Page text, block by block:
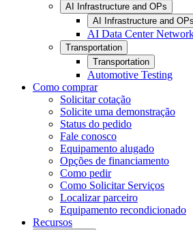
AI Infrastructure and OPs
AI Infrastructure and OPs
AI Data Center
Transportation
Transportation
Automotive Testing
Como comprar
Solicitar cotação
Solicite uma demonstração
Status do pedido
Fale conosco
Equipamento alugado
Opções de financiamento
Como pedir
Como Solicitar Serviços
Localizar parceiro
Equipamento recondicionado
Recursos